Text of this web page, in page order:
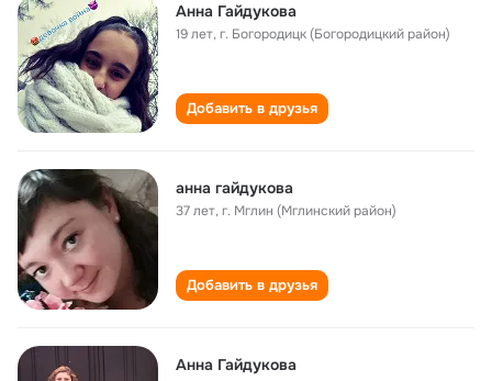
Анна Гайдукова
19 лет,г. Богородицк (Богородицкий район)
Добавить в друзья
анна гайдукова
37 лет,г. Мглин (Мглинский район)
Добавить в друзья
Анна Гайдукова